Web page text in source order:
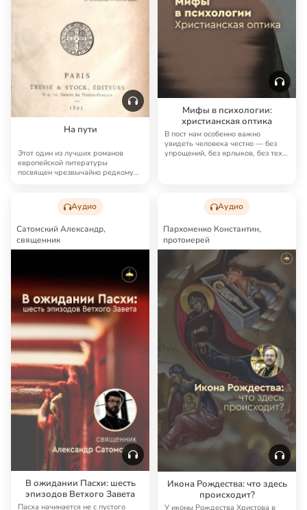
На пути
Этот один из лучших романов
европейской литературы
посвящен чрезвычайно редкому
Мифы в психологии:
христианская оптика
В пост нам особенно важно
увидеть человека честно — без
упрощений, без ярлыков, без тех
Аудио
Сатомский Александр,
священник
В ожидании Пасхи: шесть
эпизодов Ветхого Завета
Пасха начинается не с пустого
Аудио
Пархоменко Константин,
протоиерей
Икона Рождества: что здесь
происходит?
У иконы Рождества Христова в